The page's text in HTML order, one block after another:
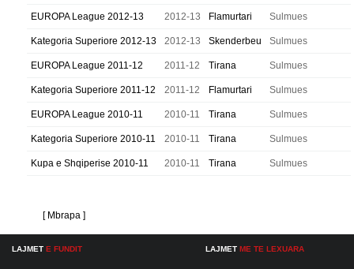
EUROPA League 2012-13 2012-13 Flamurtari Sulmues
Kategoria Superiore 2012-13 2012-13 Skenderbeu Sulmues
EUROPA League 2011-12 2011-12 Tirana Sulmues
Kategoria Superiore 2011-12 2011-12 Flamurtari Sulmues
EUROPA League 2010-11 2010-11 Tirana Sulmues
Kategoria Superiore 2010-11 2010-11 Tirana Sulmues
Kupa e Shqiperise 2010-11 2010-11 Tirana Sulmues
[ Mbrapa ]
LAJMET E FUNDIT LAJMET ME TE LEXUARA